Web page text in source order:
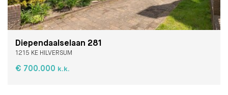
Diependaalselaan 281
1215 KE HILVERSUM
€ 700.000 k.k.